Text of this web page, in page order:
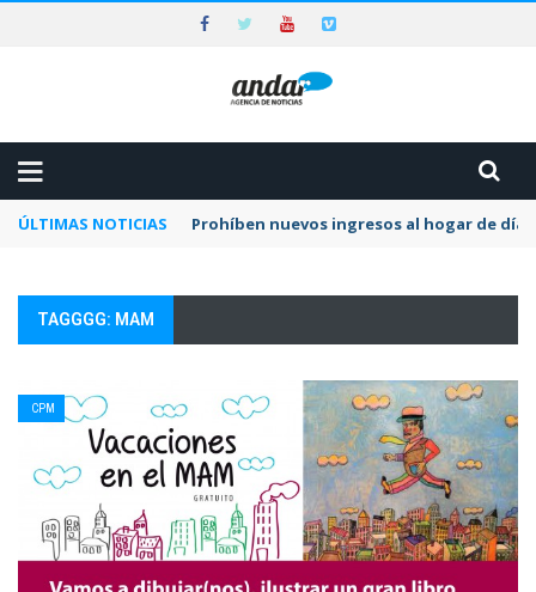
ÚLTIMAS NOTICIAS Prohíben nuevos ingresos al hogar de día
TAGGGG: MAM
CPM